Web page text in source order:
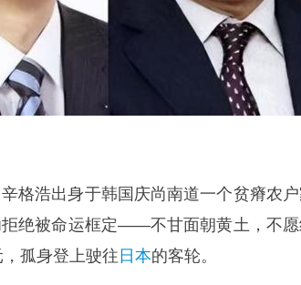
格浩出身于韩国庆尚南道一个贫瘠农
绝被命运框定——不甘面朝黄土，不
孤身登上驶往 日本的客轮。